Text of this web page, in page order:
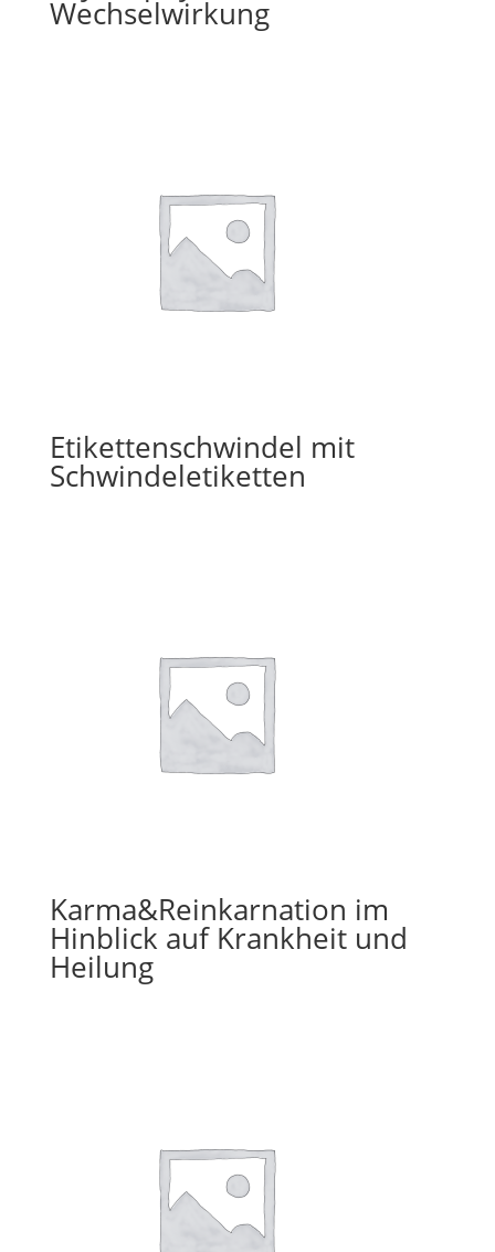
Wechselwirkung
Etikettenschwindel mit
Schwindeletiketten
Karma&Reinkarnation im
Hinblick auf Krankheit und
Heilung